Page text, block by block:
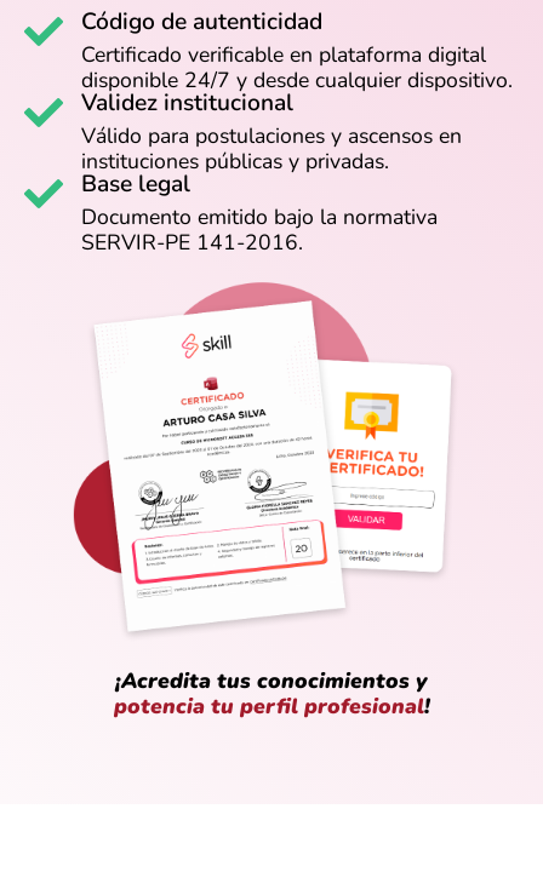
Código de autenticidad
Certificado verificable en plataforma digital
disponible 24/7 y desde cualquier dispositivo.
Validez institucional
Válido para postulaciones y ascensos en
instituciones públicas y privadas.
Base legal
Documento emitido bajo la normativa
SERVIR-PE 141-2016.
¡Acredita tus conocimientos y
potencia tu perfil profesional!